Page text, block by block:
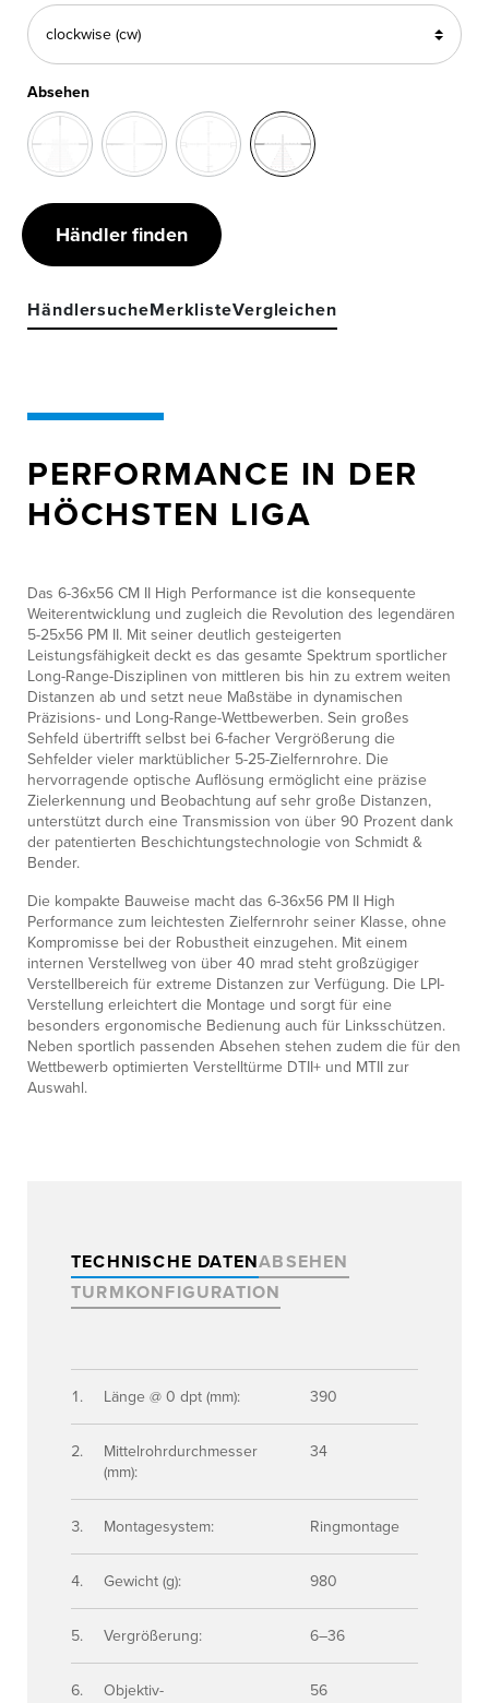
Absehen
Händler finden
HändlersucheMerklisteVergleichen
PERFORMANCE IN DER
HÖCHSTEN LIGA
Das 6-36x56 CM II High Performance ist die konsequente
Weiterentwicklung und zugleich die Revolution des legendären
5-25x56 PM II. Mit seiner deutlich gesteigerten
Leistungsfähigkeit deckt es das gesamte Spektrum sportlicher
Long-Range-Disziplinen von mittleren bis hin zu extrem weiten
Distanzen ab und setzt neue Maßstäbe in dynamischen
Präzisions- und Long-Range-Wettbewerben. Sein großes
Sehfeld übertrifft selbst bei 6-facher Vergrößerung die
Sehfelder vieler marktüblicher 5-25-Zielfernrohre. Die
hervorragende optische Auflösung ermöglicht eine präzise
Zielerkennung und Beobachtung auf sehr große Distanzen,
unterstützt durch eine Transmission von über 90 Prozent dank
der patentierten Beschichtungstechnologie von Schmidt &
Bender.
Die kompakte Bauweise macht das 6-36x56 PM II High
Performance zum leichtesten Zielfernrohr seiner Klasse, ohne
Kompromisse bei der Robustheit einzugehen. Mit einem
internen Verstellweg von über 40 mrad steht großzügiger
Verstellbereich für extreme Distanzen zur Verfügung. Die LPI-
Verstellung erleichtert die Montage und sorgt für eine
besonders ergonomische Bedienung auch für Linksschützen.
Neben sportlich passenden Absehen stehen zudem die für den
Wettbewerb optimierten Verstelltürme DTII+ und MTII zur
Auswahl.
TECHNISCHE DATENABSEHEN
TURMKONFIGURATION
Länge @ 0 dpt (mm): 390
Mittelrohrdurchmesser
(mm):
34
Montagesystem: Ringmontage
Gewicht (g): 980
Vergrößerung: 6–36
Objektiv-
56